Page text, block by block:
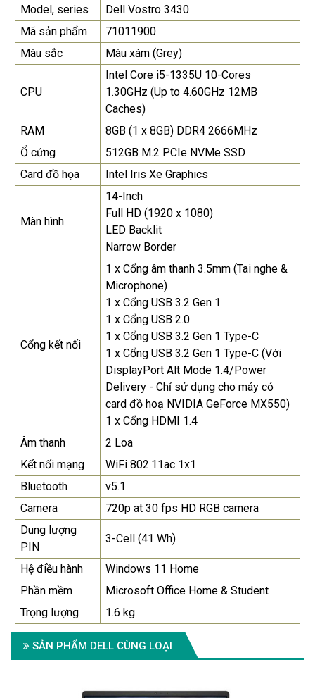
Model, series
Dell Vostro 3430
Mã sản phẩm
71011900
Màu sắc
Màu xám (Grey)
CPU
Intel Core i5-1335U 10-Cores
1.30GHz (Up to 4.60GHz 12MB
Caches)
RAM
8GB (1 x 8GB) DDR4 2666MHz
Ổ cứng
512GB M.2 PCIe NVMe SSD
Card đồ họa
Intel Iris Xe Graphics
Màn hình
14-Inch
Full HD (1920 x 1080)
LED Backlit
Narrow Border
Cổng kết nối
1 x Cổng âm thanh 3.5mm (Tai nghe &
Microphone)
1 x Cổng USB 3.2 Gen 1
1 x Cổng USB 2.0
1 x Cổng USB 3.2 Gen 1 Type-C
1 x Cổng USB 3.2 Gen 1 Type-C (Với
DisplayPort Alt Mode 1.4/Power
Delivery - Chỉ sử dụng cho máy có
card đồ hoạ NVIDIA GeForce MX550)
1 x Cổng HDMI 1.4
Âm thanh
2 Loa
Kết nối mạng
WiFi 802.11ac 1x1
Bluetooth
v5.1
Camera
720p at 30 fps HD RGB camera
Dung lượng
PIN
3-Cell (41 Wh)
Hệ điều hành
Windows 11 Home
Phần mềm
Microsoft Office Home & Student
Trọng lượng
1.6 kg
SẢN PHẨM DELL CÙNG LOẠI